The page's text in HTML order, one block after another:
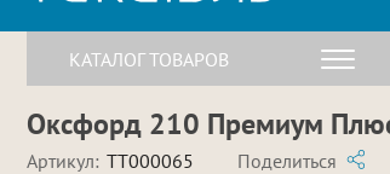
КАТАЛОГ ТОВАРОВ
Оксфорд 210 Премиум
Артикул: TT000065 Поделиться